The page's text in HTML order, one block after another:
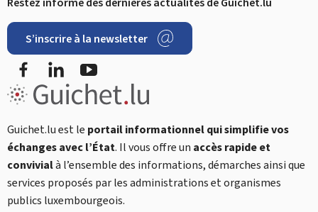
S’inscrire à la newsletter
FacebookLinkedIn
Guichet.lu est le portail informationnel qui simplifie vos
échanges avec l’État. Il vous offre un accès rapide et
convivialà l’ensemble des informations, démarches ainsi que
services proposés par les administrations et organismes
publics luxembourgeois.